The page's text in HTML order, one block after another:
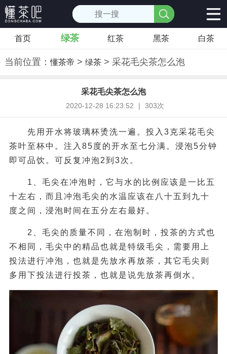
首页 绿茶 红茶 黑茶 白茶
当前位置：懂茶帝 > 绿茶> 采花毛尖茶怎么泡
采花毛尖茶怎么泡
2020-12-28 16:23:52 | 303次
先用开水将玻璃杯烫洗一遍。投入3克采花毛尖
茶叶至杯中。注入85度的开水至七分满。浸泡5分钟
即可品饮。可反复冲泡2到3次。
1、毛尖在冲泡时，它与水的比例应该是一比五
十左右，而且冲泡毛尖的水温应该在八十五到九十
度之间，浸泡时间在五分左右最好。
2、毛尖的质量不同，在泡制时，投茶的方式也
不相同，毛尖中的精品也就是特级毛尖，需要用上
投法进行冲泡，也就是先放水再放茶，其它毛尖则
多用下投法进行投茶，也就是说先放茶再倒水。